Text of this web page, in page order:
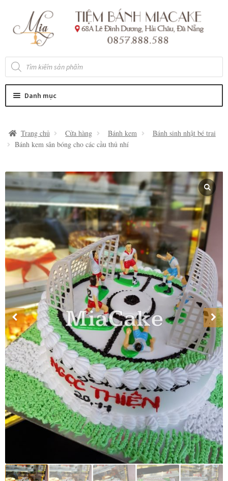
đến
Điều
đến
nội
Tìm
kiếm
sản
Danh mục
Trang chủ Cửa hàng Bánh kem
Bánh sinh nhật bé trai
Bánh kem sân bóng cho các cầu thủ nhí